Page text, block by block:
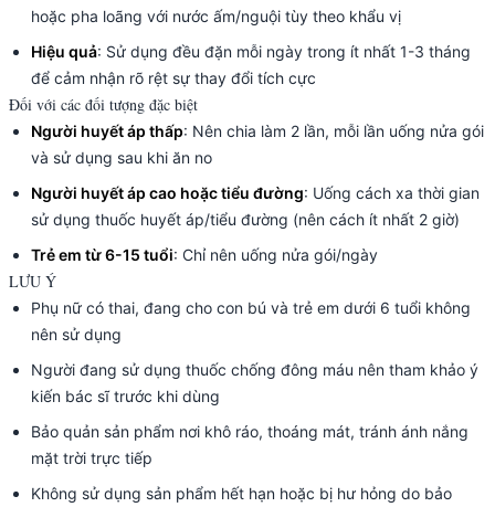
hoặc pha loãng với nước ấm/nguội tùy theo khẩu vị
Hiệu quả: Sử dụng đều đặn mỗi ngày trong ít nhất 1-3 tháng
để cảm nhận rõ rệt sự thay đổi tích cực
Đối với các đối tượng đặc biệt
Người huyết áp thấp: Nên chia làm 2 lần, mỗi lần uống nửa gói
và sử dụng sau khi ăn no
Người huyết áp cao hoặc tiểu đường: Uống cách xa thời gian
sử dụng thuốc huyết áp/tiểu đường (nên cách ít nhất 2 giờ)
Trẻ em từ 6-15 tuổi: Chỉ nên uống nửa gói/ngày
LƯU Ý
Phụ nữ có thai, đang cho con bú và trẻ em dưới 6 tuổi không
nên sử dụng
Người đang sử dụng thuốc chống đông máu nên tham khảo ý
kiến bác sĩ trước khi dùng
Bảo quản sản phẩm nơi khô ráo, thoáng mát, tránh ánh nắng
mặt trời trực tiếp
Không sử dụng sản phẩm hết hạn hoặc bị hư hỏng do bảo